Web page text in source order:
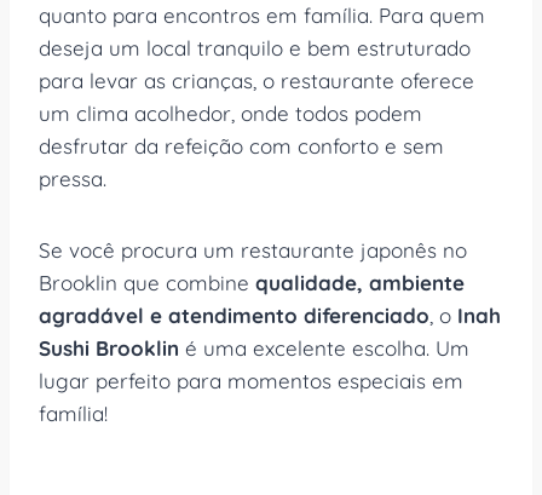
quanto para encontros em família. Para quem
deseja um local tranquilo e bem estruturado
para levar as crianças, o restaurante oferece
um clima acolhedor, onde todos podem
desfrutar da refeição com conforto e sem
pressa.
Se você procura um restaurante japonês no
Brooklin que combine qualidade, ambiente
agradável e atendimento diferenciado , o Inah
Sushi Brooklin é uma excelente escolha. Um
lugar perfeito para momentos especiais em
família!